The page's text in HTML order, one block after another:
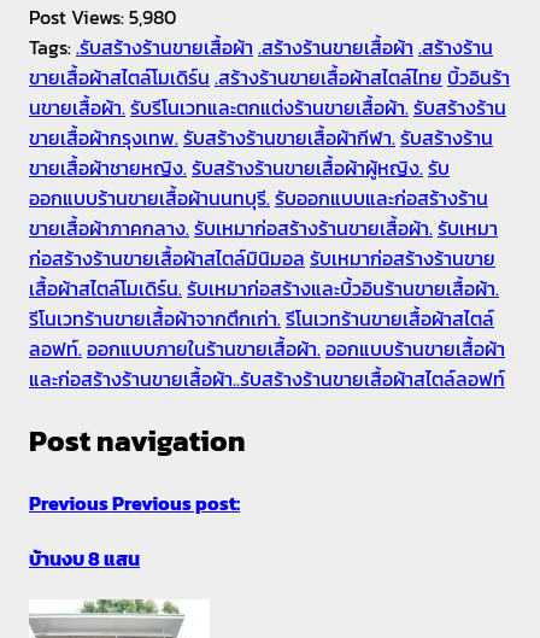
Post Views:5,980
Tags:.รับสร้างร้านขายเสื้อผ้า .สร้างร้านขายเสื้อผ้า .สร้างร้าน
ขายเสื้อผ้าสไตล์โมเดิร์น .สร้างร้านขายเสื้อผ้าสไตล์ไทย บิ้วอินร้า
นขายเสื้อผ้า.รับรีโนเวทและตกแต่งร้านขายเสื้อผ้า.รับสร้างร้าน
ขายเสื้อผ้ากรุงเทพ.รับสร้างร้านขายเสื้อผ้ากีฬา.รับสร้างร้าน
ขายเสื้อผ้าชายหญิง.รับสร้างร้านขายเสื้อผ้าผู้หญิง.รับ
ออกแบบร้านขายเสื้อผ้านนทบุรี.รับออกแบบและก่อสร้างร้าน
ขายเสื้อผ้าภาคกลาง.รับเหมาก่อสร้างร้านขายเสื้อผ้า.รับเหมา
ก่อสร้างร้านขายเสื้อผ้าสไตล์มินิมอล รับเหมาก่อสร้างร้านขาย
เสื้อผ้าสไตล์โมเดิร์น.รับเหมาก่อสร้างและบิ้วอินร้านขายเสื้อผ้า.
รีโนเวทร้านขายเสื้อผ้าจากตึกเก่า.รีโนเวทร้านขายเสื้อผ้าสไตล์
ลอฟท์.ออกแบบภายในร้านขายเสื้อผ้า.ออกแบบร้านขายเสื้อผ้า
และก่อสร้างร้านขายเสื้อผ้า..รับสร้างร้านขายเสื้อผ้าสไตล์ลอฟท์
Post navigation
PreviousPrevious post:
บ้านงบ 8 แสน